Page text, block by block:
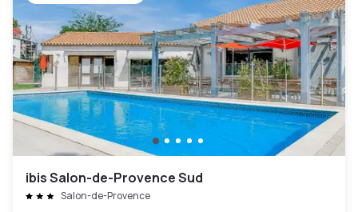
ibis Salon-de-Provence Sud
Salon-de-Provence